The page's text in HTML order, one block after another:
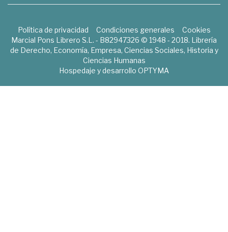
Política de privacidad Condiciones generales
Cookies
Marcial Pons Librero S.L. - B82947326 © 1948 - 2018. Librería
de Derecho, Economía, Empresa, Ciencias Sociales, Historia y
Ciencias Humanas
Hospedaje y desarrollo OPTYMA